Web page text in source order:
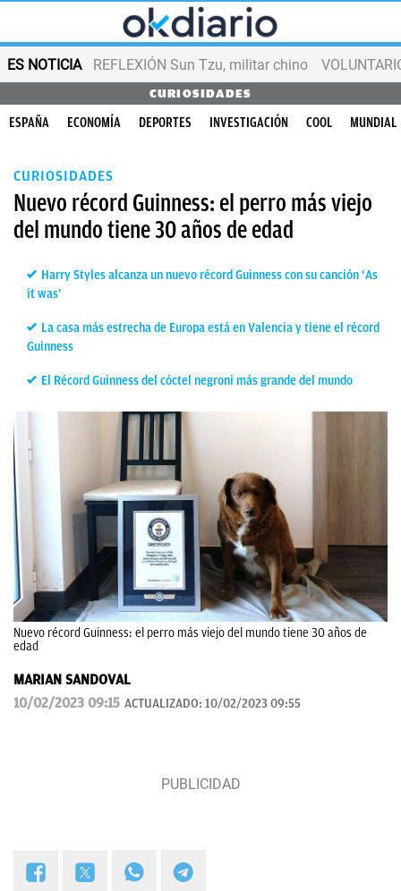
ES NOTICIA REFLEXIÓN Sun Tzu, militar chino
CURIOSIDADES
ESPAÑA ECONOMÍA DEPORTES INVESTIGACIÓN COOL MUNDIAL
CURIOSIDADES
Nuevo récord Guinness: el perro más viejo
del mundo tiene 30 años de edad
Harry Styles alcanza un nuevo récord Guinness con su canción ‘As
it was’
La casa más estrecha de Europa está en Valencia y tiene el récord
Guinness
El Récord Guinness del cóctel negroni más grande del mundo
Nuevo récord Guinness: el perro más viejo del mundo tiene 30 años de
edad
MARIAN SANDOVAL
10/02/2023 09:15 ACTUALIZADO: 10/02/2023 09:55